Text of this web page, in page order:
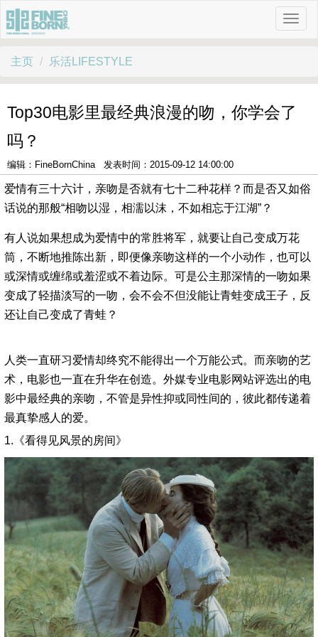
主页 乐活LIFESTYLE
Top30电影里最经典浪漫的吻，你学会了
吗？
编辑：FineBornChina 发表时间：2015-09-12 14:00:00
爱情有三十六计，亲吻是否就有七十二种花样？而是否又如俗
话说的那般“相吻以湿，相濡以沫，不如相忘于江湖”？
有人说如果想成为爱情中的常胜将军，就要让自己变成万花
筒，不断地推陈出新，即便像亲吻这样的一个小动作，也可以
或深情或缠绵或羞涩或不着边际。可是公主那深情的一吻如果
变成了轻描淡写的一吻，会不会不但没能让青蛙变成王子，反
还让自己变成了青蛙？
人类一直研习爱情却终究不能得出一个万能公式。而亲吻的艺
术，电影也一直在升华在创造。外媒专业电影网站评选出的电
影中最经典的亲吻，不管是异性抑或同性间的，彼此都传递着
最真挚感人的爱。
1.《看得见风景的房间》